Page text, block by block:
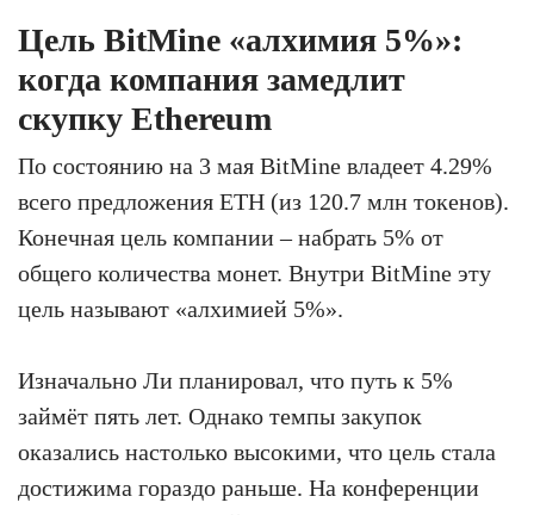
Цель BitMine «алхимия 5%»:
когда компания замедлит
скупку Ethereum
По состоянию на 3 мая BitMine владеет 4.29%
всего предложения ETH (из 120.7 млн токенов).
Конечная цель компании – набрать 5% от
общего количества монет. Внутри BitMine эту
цель называют «алхимией 5%».
Изначально Ли планировал, что путь к 5%
займёт пять лет. Однако темпы закупок
оказались настолько высокими, что цель стала
достижима гораздо раньше. На конференции